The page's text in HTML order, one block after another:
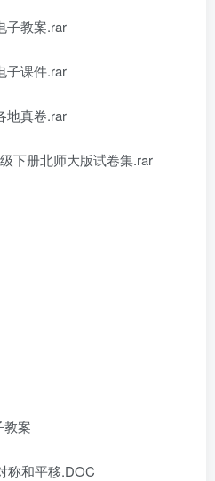
教案.rar
课件.rar
真卷.rar
册北师大版试卷集.rar
案
和平移.DOC